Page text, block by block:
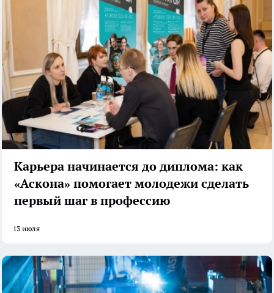
Карьера начинается до диплома: как
«Аскона» помогает молодежи сделать
первый шаг в профессию
13 июля